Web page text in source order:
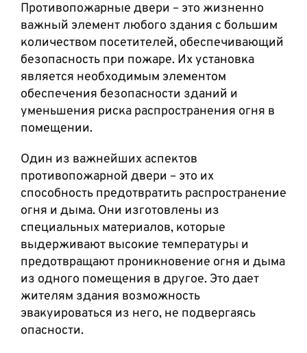
Противопожарные двери – это жизненно
важный элемент любого здания с большим
количеством посетителей, обеспечивающий
безопасность при пожаре. Их установка
является необходимым элементом
обеспечения безопасности зданий и
уменьшения риска распространения огня в
помещении.
Один из важнейших аспектов
противопожарной двери – это их
способность предотвратить распространение
огня и дыма. Они изготовлены из
специальных материалов, которые
выдерживают высокие температуры и
предотвращают проникновение огня и дыма
из одного помещения в другое. Это дает
жителям здания возможность
эвакуироваться из него, не подвергаясь
опасности.